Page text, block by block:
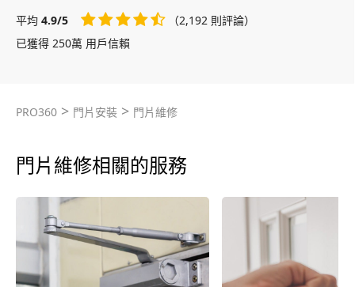
平均 4.9/5
（2,192 則評論）
已獲得 250萬 用戶信賴
PRO360 > 門片安裝 > 門片維修
門片維修相關的服務